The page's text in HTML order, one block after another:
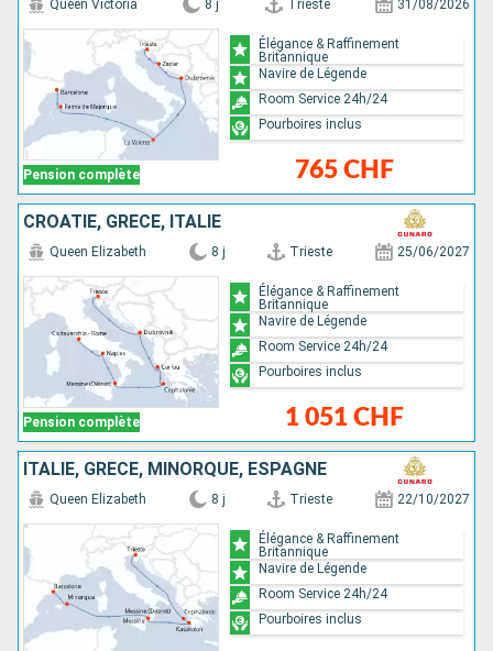
Pension complète
Queen Victoria 8 j Trieste 31/08/2026
765 CHF
Élégance & Raffinement
Britannique
Navire de Légende
Room Service 24h/24
Pourboires inclus
CROATIE, GRÈCE, ITALIE
Pension complète
Queen Elizabeth 8 j Trieste 25/06/2027
1 051 CHF
Élégance & Raffinement
Britannique
Navire de Légende
Room Service 24h/24
Pourboires inclus
ITALIE, GRÈCE, MINORQUE, ESPAGNE
Queen Elizabeth 8 j Trieste 22/10/2027
Élégance & Raffinement
Britannique
Navire de Légende
Room Service 24h/24
Pourboires inclus